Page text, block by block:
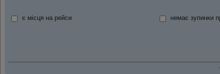
є місця на рейси немає зупинки